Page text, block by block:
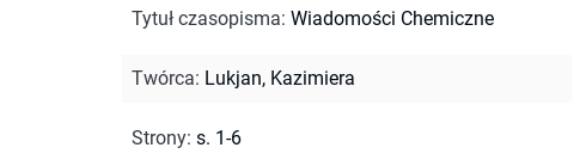
Tytuł czasopisma: Wiadomości Chemiczne
Twórca: Lukjan, Kazimiera
Strony: s. 1-6